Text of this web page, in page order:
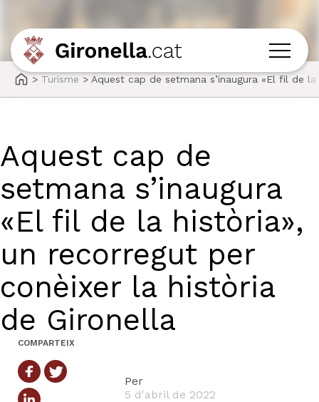
> Turisme > Aquest cap de setmana s’inaugura «El fil de
Aquest cap de
setmana s’inaugura
«El fil de la història»,
un recorregut per
conèixer la història
de Gironella
COMPARTEIX
Per
5 d'abril de 2022